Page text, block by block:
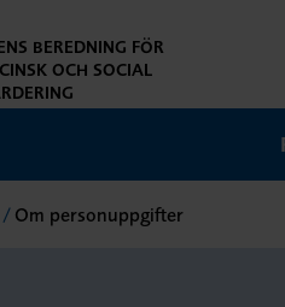
BEREDNING FÖR
OCH SOCIAL
Om personuppgifter